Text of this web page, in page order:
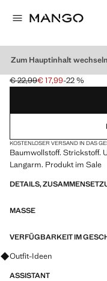
Zum Hauptinhalt wechseln
STRICKPULLOVER
Ausgangspreis
€ 22,99
Aktueller Preis [€ 17,99 ]
€ 17,99-22 %
Wählen Sie eine Farbe
KOSTENLOSER VERSAND IN DAS
Baumwollstoff. Strickstoff.
Langarm. Produkt im Sale
DETAILS,
MASSE
VERFÜGBARKEIT IM
Fragen zu Looks,
Outfit-Ideen
ASSISTANT